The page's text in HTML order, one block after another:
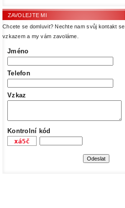
ZAVOLEJTE MI
Chcete se domluvit? Nechte nam svůj kontakt se
vzkazem a my vám zavoláme.
Jméno
Telefon
Vzkaz
Kontrolní kód